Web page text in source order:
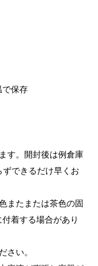
で保存
す。開封後は例倉庫
できるだけ早くお
またまたは茶色の固
着する場合があり
さい。